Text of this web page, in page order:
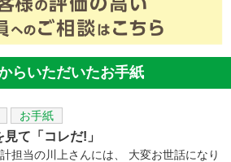
らいただいたお手紙
お手紙
て「コレだ!」
担当の川上さんには、 大変お世話になり